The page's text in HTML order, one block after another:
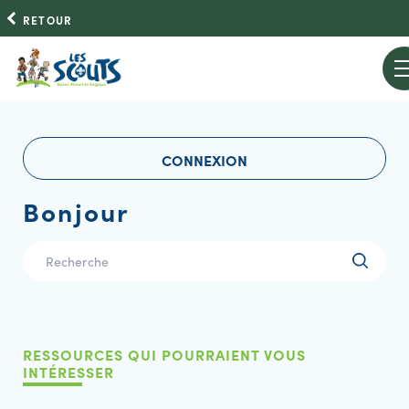
RETOUR
CONNEXION
Bonjour
RESSOURCES QUI POURRAIENT VOUS
INTÉRESSER